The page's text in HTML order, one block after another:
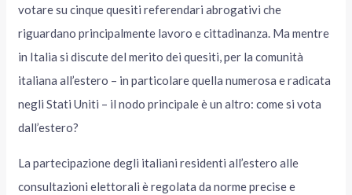
votare su cinque quesiti referendari abrogativi che
riguardano principalmente lavoro e cittadinanza. Ma mentre
in Italia si discute del merito dei quesiti, per la comunità
italiana all’estero – in particolare quella numerosa e radicata
negli Stati Uniti – il nodo principale è un altro: come si vota
dall’estero?
La partecipazione degli italiani residenti all’estero alle
consultazioni elettorali è regolata da norme precise e